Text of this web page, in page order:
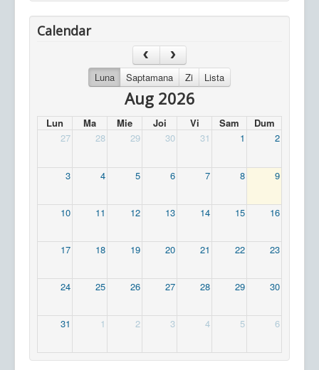
Calendar
Luna Saptamana Zi Lista
Aug 2026
Lun Ma Mie Joi Vi Sam
Dum
27
28 29 30 31 1 2
3 4 5 6 7 8 9
10 11 12 13 14 15 16
17 18 19 20 21 22 23
24 25 26 27 28 29 30
31 1 2 3 4 5 6